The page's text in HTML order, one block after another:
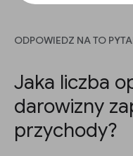
ODPOWIEDZ NA TO
Jaka liczba
darowizny
przychody?